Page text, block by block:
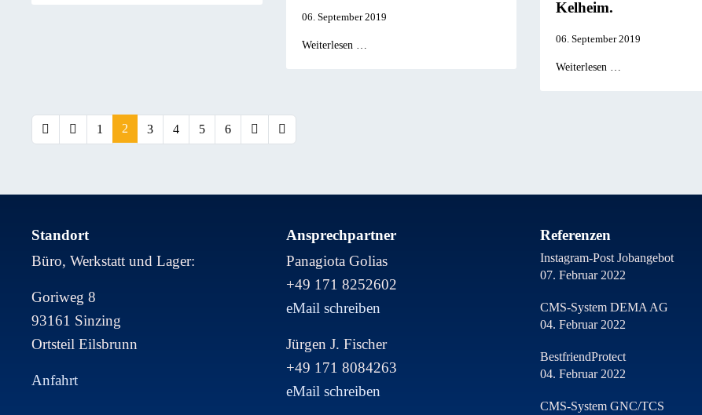
06. September 2019
Weiterlesen …
Kelheim.
06. September 2019
Weiterlesen …
1 2 3 4 5 6
Standort
Büro, Werkstatt und Lager:
Goriweg 8
93161 Sinzing
Ortsteil Eilsbrunn
Anfahrt
Ansprechpartner
Panagiota Golias
+49 171 8252602
eMail schreiben
Jürgen J. Fischer
+49 171 8084263
eMail schreiben
Referenzen
Instagram-Post Jobangebot
07. Februar 2022
CMS-System DEMA AG
04. Februar 2022
BestfriendProtect
04. Februar 2022
CMS-System GNC/TCS